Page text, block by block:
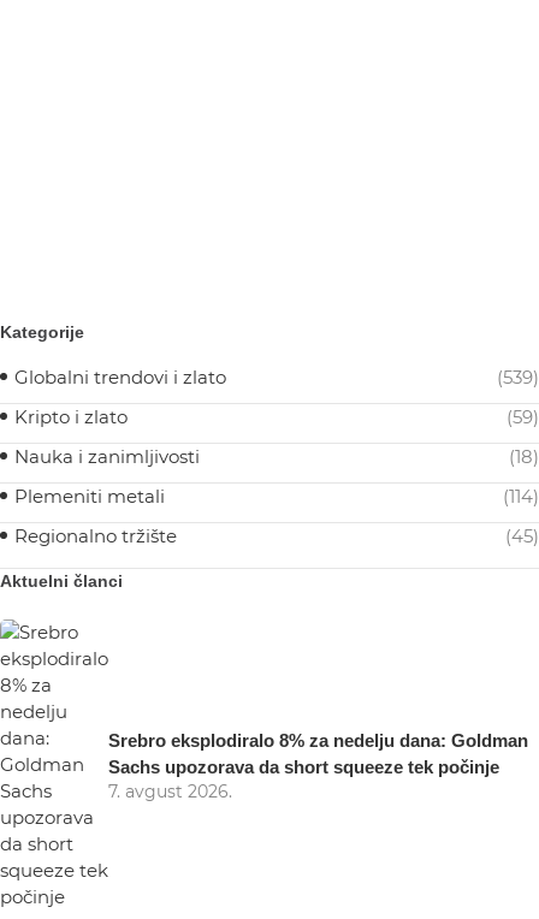
Kategorije
Globalni trendovi i zlato
(539)
Kripto i zlato
(59)
Nauka i zanimljivosti
(18)
Plemeniti metali
(114)
Regionalno tržište
(45)
Aktuelni članci
Srebro eksplodiralo 8% za nedelju dana: Goldman
Sachs upozorava da short squeeze tek počinje
7. avgust 2026.